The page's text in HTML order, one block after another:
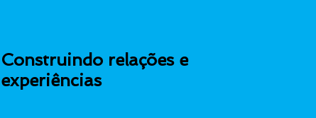
Construindo relações e
experiências